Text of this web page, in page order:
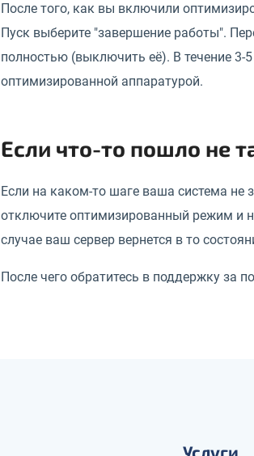
После того, как вы включили
Пуск выберите "завершение работы".
полностью (выключить её). В течение 3-
оптимизированной аппаратурой.
Если что-то пошло не
Если на каком-то шаге ваша система не
отключите оптимизированный режим и
случае ваш сервер вернется в то
После чего обратитесь в поддержку за
Услуги